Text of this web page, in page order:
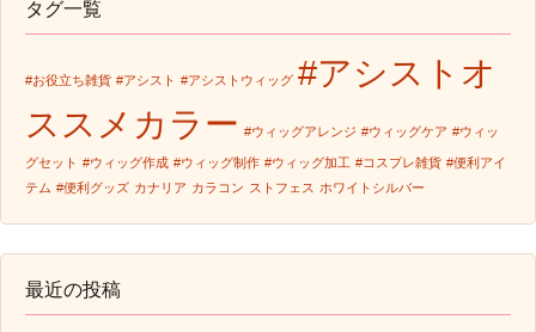
タグ一覧
#お役立ち雑貨 #アシスト #アシストウィッグ #アシストオ
ススメカラー #ウィッグアレンジ #ウィッグケア #ウィッ
グセット #ウィッグ作成 #ウィッグ制作 #ウィッグ加工 #コスプレ雑貨 #便利アイ
テム #便利グッズ カナリア カラコン ストフェス ホワイトシルバー
最近の投稿